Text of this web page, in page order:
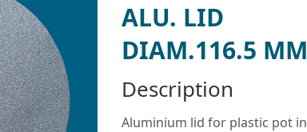
ALU. LID
DIAM.116.5 MM
Description
Aluminium lid for plastic pot in